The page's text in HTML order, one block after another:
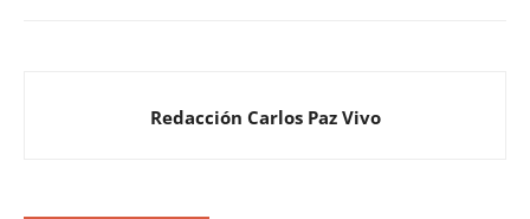
Redacción Carlos Paz Vivo